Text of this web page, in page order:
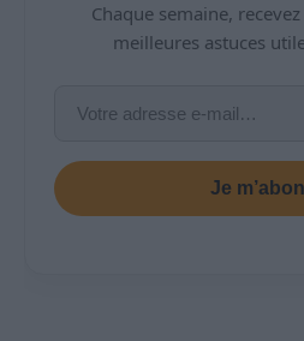
Chaque semaine,
meilleures astuces
Je